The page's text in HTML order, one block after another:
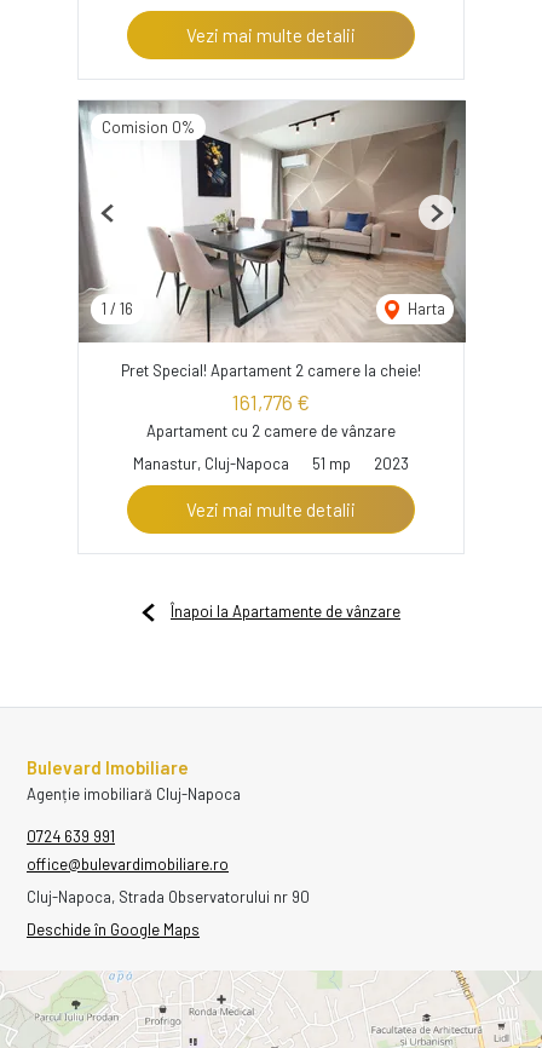
Vezi mai multe detalii
Comision 0%
1 / 16 Harta
Previous Next
Pret Special! Apartament 2 camere la cheie!
161,776 €
Apartament cu 2 camere de vânzare
Manastur, Cluj-Napoca
51 mp 2023
Vezi mai multe detalii
Înapoi la Apartamente de vânzare
Bulevard Imobiliare
Agenție imobiliară Cluj-Napoca
0724 639 991
office@bulevardimobiliare.ro
Cluj-Napoca, Strada Observatorului nr 90
Deschide în Google Maps